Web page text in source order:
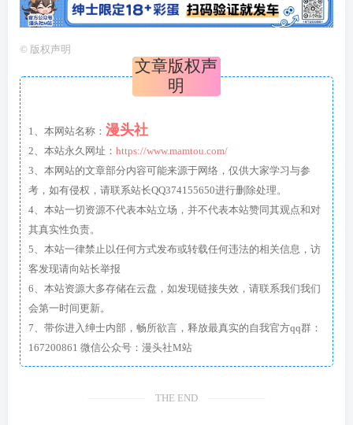
© 版权声明
文章版权声
明
1、本网站名称： 漫头社
2、本站永久网址： https://www.mamtou.com/
3、本网站的文章部分内容可能来源于网络，仅供大家学习与参
考，如有侵权，请联系站长QQ374155650进行删除处理。
4、本站一切资源不代表本站立场，并不代表本站赞同其观点和对
其真实性负责。
5、本站一律禁止以任何方式发布或转载任何违法的相关信息，访
客发现请向站长举报
6、本站资源大多存储在云盘，如发现链接失效，请联系我们我们
会第一时间更新。
7、带你进入绅士内部，畅所欲言，释放最真实的自我官方qq群：
167200861 微信公众号：漫头社M站
THE END